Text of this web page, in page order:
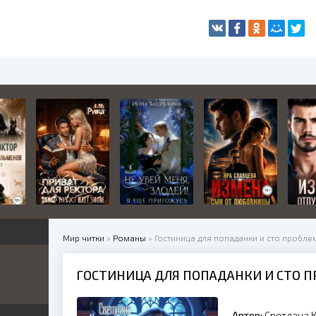
Мир читки » Романы » Гостиница для попаданки и сто
ГОСТИНИЦА ДЛЯ ПОПАДАНКИ И СТО